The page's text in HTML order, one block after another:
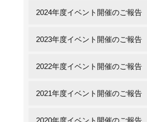
2024年度イベント開催のご報告
2023年度イベント開催のご報告
2022年度イベント開催のご報告
2021年度イベント開催のご報告
2020年度イベント開催のご報告